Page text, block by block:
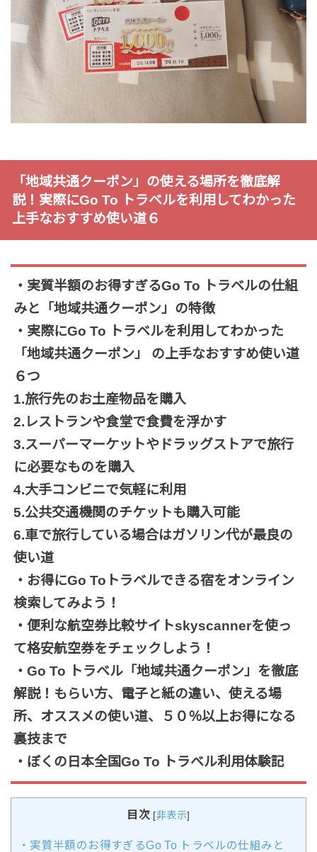
「地域共通クーポン」の使える場所を徹底解
説！実際にGo To トラベルを利用してわかった
上手なおすすめ使い道６
・実質半額のお得すぎるGo To トラベルの仕組
みと「地域共通クーポン」の特徴
・実際にGo To トラベルを利用してわかった
「地域共通クーポン」 の上手なおすすめ使い道
６つ
1.旅行先のお土産物品を購入
2.レストランや食堂で食費を浮かす
3.スーパーマーケットやドラッグストアで旅行
に必要なものを購入
4.大手コンビニで気軽に利用
5.公共交通機関のチケットも購入可能
6.車で旅行している場合はガソリン代が最良の
使い道
・お得にGo Toトラベルできる宿をオンライン
検索してみよう！
・便利な航空券比較サイトskyscannerを使っ
て格安航空券をチェックしよう！
・Go To トラベル「地域共通クーポン」を徹底
解説！もらい方、電子と紙の違い、使える場
所、オススメの使い道、５０％以上お得になる
裏技まで
・ぼくの日本全国Go To トラベル利用体験記
目次 [非表示]
・実質半額のお得すぎるGo To トラベルの仕組みと